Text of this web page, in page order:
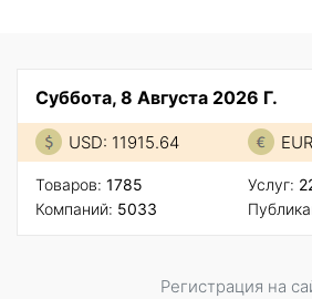
Суббота, 8 Августа 2026 Г.
USD: 11915.64
Товаров: 1785
Компаний: 5033
Услуг:
Регистрация на